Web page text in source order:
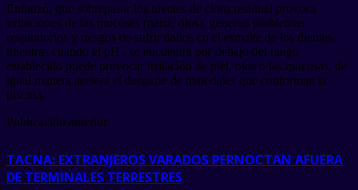
Enfatizó, que sobrepasar los niveles de cloro residual provoca
irritaciones de las mucosas (nariz, ojos), generan problemas
respiratorios y riesgos de sufrir daños en el esmalte de los dientes,
mientras cuando el pH , se encuentra por debajo del rango
establecido puede provocar irritación de piel, ojos o las mucosas, de
igual manera acelera el desgaste de materiales que conforman la
piscina.
Publicación anterior
TACNA: EXTRANJEROS VARADOS PERNOCTAN AFUERA
DE TERMINALES TERRESTRES